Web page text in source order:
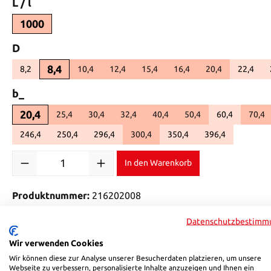
1000
Dauswählen
8,2(Diese Option ist zurzeit nicht verfügbar.)
8,4 10,4 12,4 15,4 16,4 20,4 22,4(Diese
b_
20,4
25,4 30,4 32,4 40,4 50,4 60,4(Diese 70,4
246,4(Diese Option ist zurzeit nicht verfügbar.)
250,4(Diese Option ist zurzeit nicht verfügbar.)
296,4(Diese Option ist zurzeit nicht verfügbar.)
300,4 350,4(Diese Option ist zurzeit
396,4(Diese Option
In den Warenkorb
Produktnummer: 216202008
Beschreibung
Wir verwenden Cookies
Wir können diese zur Analyse unserer Besucherdaten platzieren, um unsere
Webseite zu verbessern, personalisierte Inhalte anzuzeigen und Ihnen ein